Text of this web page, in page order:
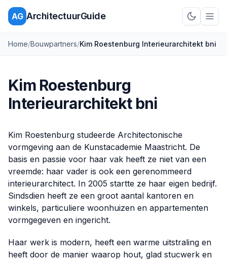
AG ArchitectuurGuide
Schakel
Home/Bouwpartners/Kim Roestenburg Interieurarchitekt bni
Kim Roestenburg
Interieurarchitekt bni
Kim Roestenburg studeerde Architectonische
vormgeving aan de Kunstacademie Maastricht. De
basis en passie voor haar vak heeft ze niet van een
vreemde: haar vader is ook een gerenommeerd
interieurarchitect. In 2005 startte ze haar eigen bedrijf.
Sindsdien heeft ze een groot aantal kantoren en
winkels, particuliere woonhuizen en appartementen
vormgegeven en ingericht.
Haar werk is modern, heeft een warme uitstraling en
heeft door de manier waarop hout, glad stucwerk en